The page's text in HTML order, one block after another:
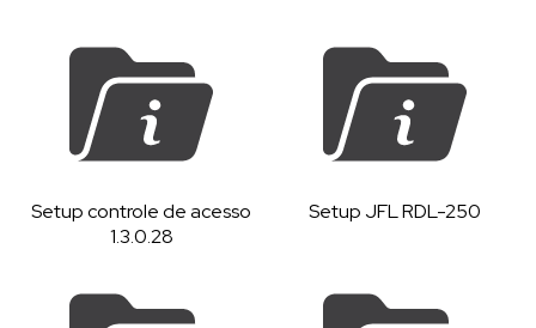
Setup controle de acesso
1.3.0.28
Setup JFL RDL-250